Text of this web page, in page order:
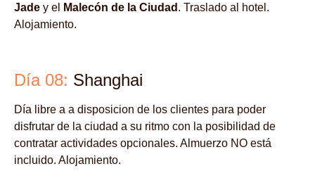
Jade y el Malecón de la Ciudad . Traslado al hotel.
Alojamiento.
Día 08: Shanghai
Día libre a a disposicion de los clientes para poder
disfrutar de la ciudad a su ritmo con la posibilidad de
contratar actividades opcionales. Almuerzo NO está
incluido. Alojamiento.